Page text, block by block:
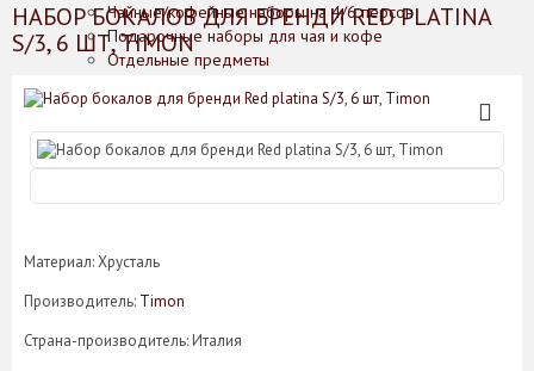
Чайные/кофейные наборы на 4/6 персон
Подарочные наборы для чая и кофе
Отдельные предметы
Блюда
Блюда для выпечки
Вазы
Кофейные пары
Менажницы
Молочники
Розетки
НАБОР БОКАЛОВ ДЛЯ БРЕНДИ RED PLATINA
S/3, 6 ШТ, TIMON
Материал: Хрусталь
Производитель: Timon
Страна-производитель: Италия